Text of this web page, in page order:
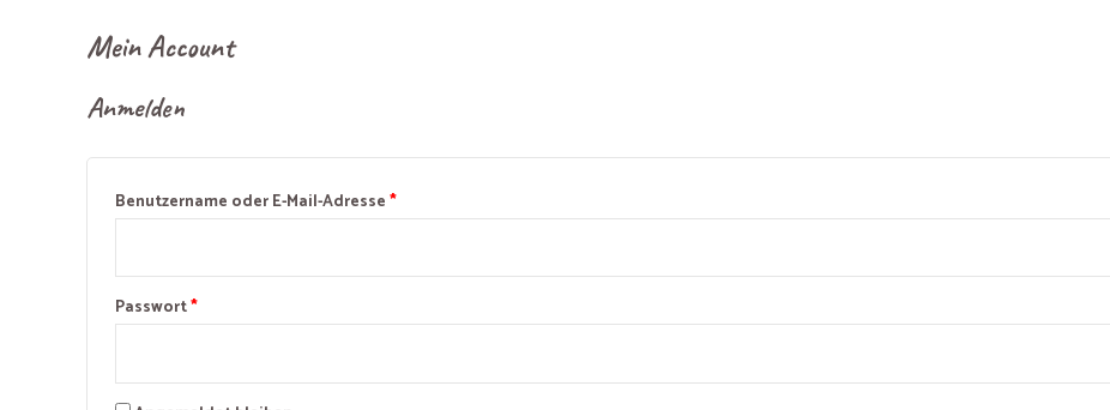
Mein Account
Anmelden
Benutzername oder E-Mail-Adresse*Erforderlich
Passwort*Erforderlich